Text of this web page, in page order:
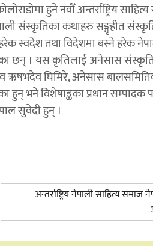
हुने नवौँ अन्तर्राष्ट्रिय
संस्कृतिका कथाहरु सङ्गृहीत
स्वदेश तथा विदेशमा बस्ने हरेक
छन् । यस कृतिलाई अनेसास
ऋषभदेव घिमिरे, अनेसास
हुन् भने विशेषाङ्कका प्रधान सम्पादक
सुवेदी हुन् ।
अन्तर्राष्ट्रिय नेपाली साहित्य समाज